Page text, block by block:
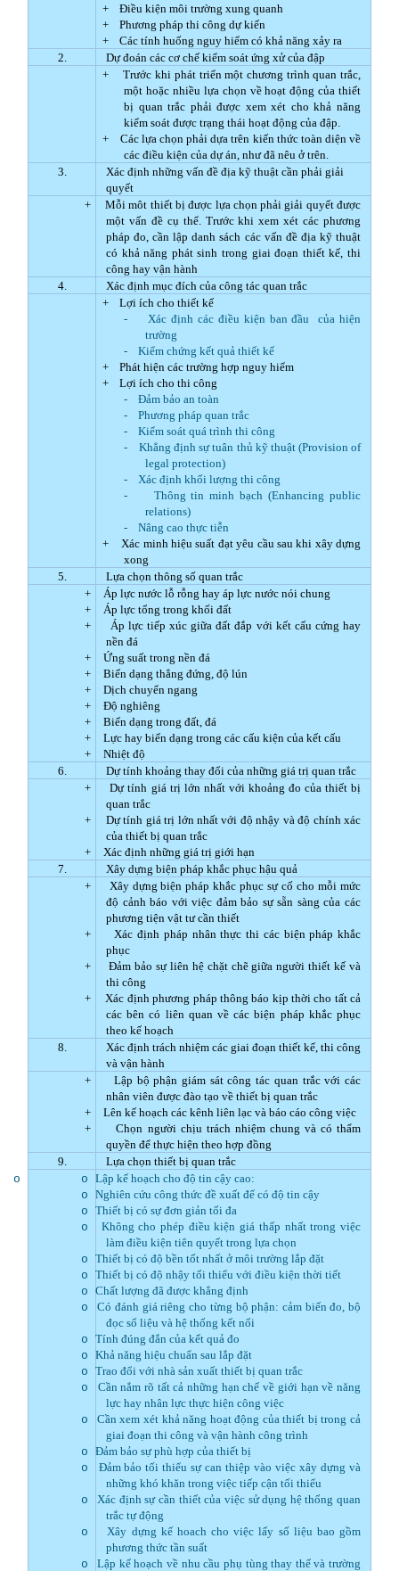
+
Điều kiện môi trường xung quanh
+
Phương pháp thi công dự kiến
+
Các tính huống nguy hiểm có khả năng xảy ra
2.
Dự đoán các cơ chế kiểm soát ứng xử của đập
+
Trước khi phát triển một chương trình quan trắc,
một hoặc nhiều lựa chọn về hoạt động của thiết
bị quan trắc phải được xem xét cho khả năng
kiểm soát được trạng thái hoạt động của đập.
+
Các lựa chọn phải dựa trên kiến thức toàn diện về
các điều kiện của dự án, như đã nêu ở trên.
3.
Xác định những vấn đề địa kỹ thuật cần phải giải
quyết
+
Mỗi môt thiết bị được lựa chọn phải giải quyết được
một vấn đề cụ thể. Trước khi xem xét các phương
pháp đo, cần lập danh sách các vấn đề địa kỹ thuật
có khả năng phát sinh trong giai đoạn thiết kế, thi
công hay vận hành
4.
Xác định mục đích của công tác quan trắc
+
Lợi ích cho thiết kế
-
Xác định các điều kiện ban đầu
của hiện
trường
-
Kiểm chứng kết quả thiết kế
+
Phát hiện các trường hợp nguy hiểm
+
Lợi ích cho thi công
-
Đảm bảo an toàn
-
Phương pháp quan trắc
-
Kiểm soát quá trình thi công
-
Khẳng định sự tuân thủ kỹ thuật (Provision of
legal protection)
-
Xác định khối lượng thi công
-
Thông tin minh bạch (Enhancing public
relations)
-
Nâng cao thực tiễn
+
Xác minh hiệu suất đạt yêu cầu sau khi xây dựng
xong
5.
Lựa chọn thông số quan trắc
+
Áp lực nước lỗ rỗng hay áp lực nước nói chung
+
Áp lực tổng trong khối đất
+
Áp lực tiếp xúc giữa đất đắp với kết cấu cứng hay
nền đá
+
Ứng suất trong nền đá
+
Biến dạng thẳng đứng, độ lún
+
Dịch chuyển ngang
+
Độ nghiêng
+
Biến dạng trong đất, đá
+
Lực hay biến dạng trong các cấu kiện của kết cấu
+
Nhiệt độ
6.
Dự tính khoảng thay đổi của những giá trị quan trắc
+
Dự tính giá trị lớn nhất với khoảng đo của thiết bị
quan trắc
+
Dự tính giá trị lớn nhất với độ nhậy và độ chính xác
của thiết bị quan trắc
+
Xác định những giá trị giới hạn
7.
Xây dựng biện pháp khắc phục hậu quả
+
Xây dựng biện pháp khắc phục sự cố cho mỗi mức
độ cảnh báo với việc đảm bảo sự sẵn sàng của các
phương tiện vật tư cần thiết
+
Xác định pháp nhân thực thi các biện pháp khắc
phục
+
Đảm bảo sự liên hệ chặt chẽ giữa người thiết kế và
thi công
+
Xác định phương pháp thông báo kịp thời cho tất cả
các bên có liên quan về các biện pháp khắc phục
theo kế hoạch
8.
Xác định trách nhiệm các giai đoạn thiết kế, thi công
và vận hành
+
Lập bộ phận giám sát công tác quan trắc với các
nhân viên được đào tạo về thiết bị quan trắc
+
Lên kế hoạch các kênh liên lạc và báo cáo công việc
+
Chọn người chịu trách nhiệm chung và có thẩm
quyền để thực hiện theo hợp đồng
9.
Lựa chọn thiết bị quan trắc
o
o Lập kế hoạch cho độ tin cậy cao:
o Nghiên cứu công thức đề xuất để có độ tin cậy
o Thiết bị có sự đơn giản tối đa
o
Không cho phép điều kiện giá thấp nhất trong việc
làm điều kiện tiên quyết trong lựa chọn
o Thiết bị có độ bền tốt nhất ở môi trường lắp đặt
o Thiết bị có độ nhậy tối thiểu với điều kiện thời tiết
o Chất lượng đã được khẳng định
o
Có đánh giá riêng cho từng bộ phận: cảm biến đo, bộ
đọc số liệu và hệ thống kết nối
o Tính đúng đắn của kết quả đo
o Khả năng hiệu chuẩn sau lắp đặt
o Trao đổi với nhà sản xuất thiết bị quan trắc
o
Cần nắm rõ tất cả những hạn chế về giới hạn về năng
lực hay nhân lực thực hiện công việc
o
Cần xem xét khả năng hoạt động của thiết bị trong cả
giai đoạn thi công và vận hành công trình
o Đảm bảo sự phù hợp của thiết bị
o
Đảm bảo tối thiểu sự can thiệp vào việc xây dựng và
những khó khăn trong việc tiếp cận tối thiểu
o
Xác định sự cần thiết của việc sử dụng hệ thống quan
trắc tự động
o
Xây dựng kế hoach cho việc lấy số liệu bao gồm
phương thức tần suất
o
Lập kế hoạch về nhu cầu phụ tùng thay thế và trường